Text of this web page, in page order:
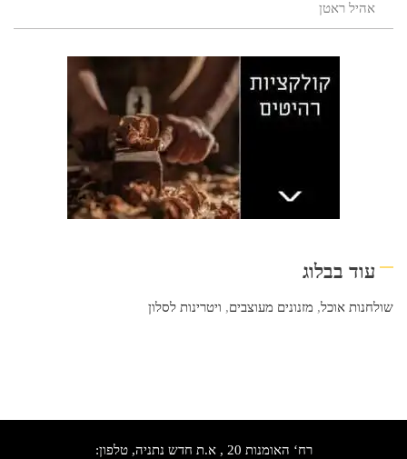
אהיל ראטן
עוד בבלוג
שולחנות אוכל, מזנונים מעוצבים, ויטרינות לסלון
רח‘ האומנות 20 , א.ת חדש נתניה, טלפון: